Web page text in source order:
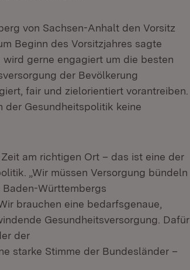
von Sachsen-Anhalt den Vorsitz
Fenster)
Beginn des Vorsitzjahres sagte
wird gerne engagiert um die besten
der Bevölkerung
fair und zielorientiert vorantreiben.
der Gesundheitspolitik keine
am richtigen Ort – das ist eine der
„Wir müssen Versorgung bündeln
Württembergs
brauchen eine bedarfsgenaue,
Gesundheitsversorgung. Dafür
der
starke Stimme der Bundesländer –